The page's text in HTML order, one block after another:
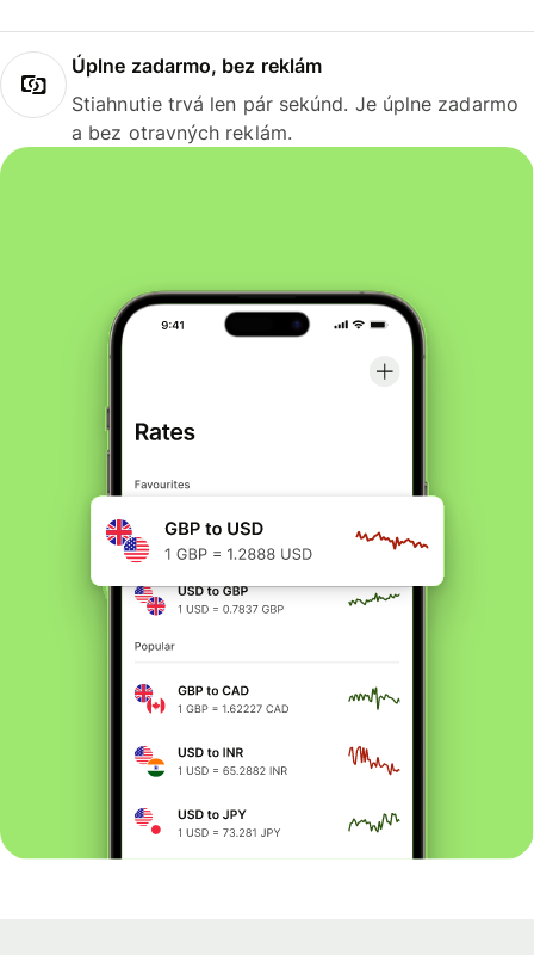
Úplne zadarmo, bez reklám
Stiahnutie trvá len pár sekúnd. Je úplne zadarmo
a bez otravných reklám.